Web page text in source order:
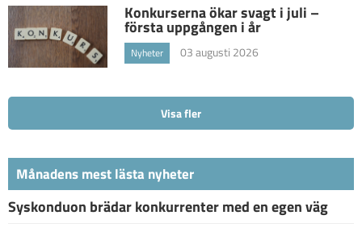
Konkurserna ökar svagt i juli –
första uppgången i år
Nyheter 03 augusti 2026
Visa fler
Månadens mest lästa nyheter
Syskonduon brädar konkurrenter med en egen väg